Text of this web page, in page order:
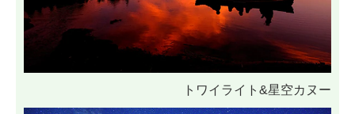
トワイライト&星空カヌー